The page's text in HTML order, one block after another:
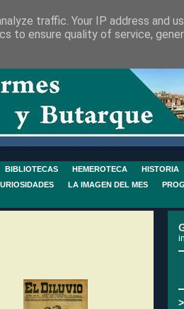
BIBLIOTECAS HEMEROTECA HISTORIA
LA IMAGEN DEL MES
traffic. Your IP address and
to ensure quality of service,